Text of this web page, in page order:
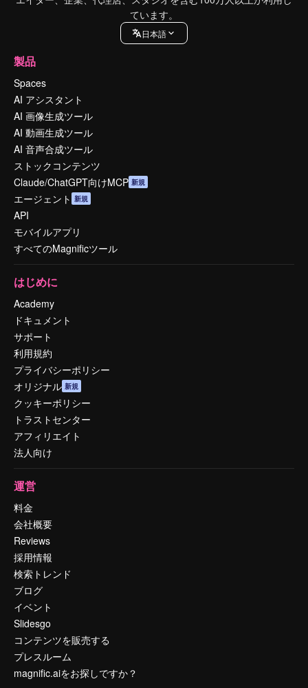
ています。
日本語
製品
Spaces
AI アシスタント
AI 画像生成ツール
AI 動画生成ツール
AI 音声合成ツール
ストックコンテンツ
Claude/ChatGPT向けMCP 新規
エージェント 新規
API
モバイルアプリ
すべてのMagnificツール
はじめに
Academy
ドキュメント
サポート
利用規約
プライバシーポリシー
オリジナル 新規
クッキーポリシー
トラストセンター
アフィリエイト
法人向け
運営
料金
会社概要
Reviews
採用情報
検索トレンド
ブログ
イベント
Slidesgo
コンテンツを販売する
プレスルーム
magnific.aiをお探しですか？